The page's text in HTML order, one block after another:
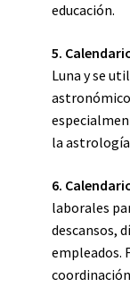
educación.
5.
Luna y se
la
6.
laborales
descansos,
empleados.